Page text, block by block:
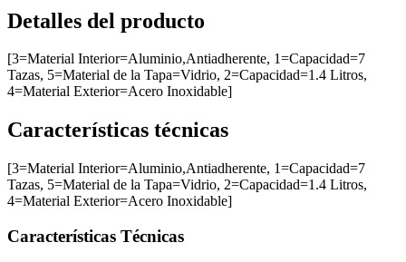
Detalles del producto
[3=Material Interior=Aluminio,Antiadherente, 1=Capacidad=7
Tazas, 5=Material de la Tapa=Vidrio, 2=Capacidad=1.4 Litros,
4=Material Exterior=Acero Inoxidable]
Características técnicas
[3=Material Interior=Aluminio,Antiadherente, 1=Capacidad=7
Tazas, 5=Material de la Tapa=Vidrio, 2=Capacidad=1.4 Litros,
4=Material Exterior=Acero Inoxidable]
Características Técnicas